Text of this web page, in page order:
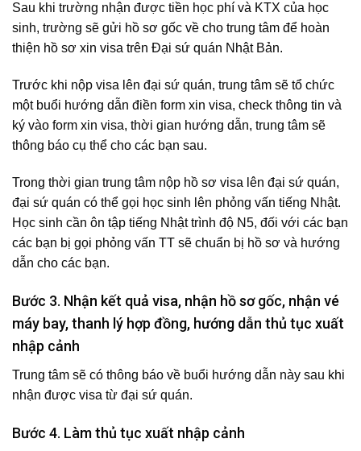
Sau khi trường nhận được tiền học phí và KTX của học
sinh, trường sẽ gửi hồ sơ gốc về cho trung tâm để hoàn
thiện hồ sơ xin visa trên Đại sứ quán Nhật Bản.
Trước khi nộp visa lên đại sứ quán, trung tâm sẽ tổ chức
một buổi hướng dẫn điền form xin visa, check thông tin và
ký vào form xin visa, thời gian hướng dẫn, trung tâm sẽ
thông báo cụ thể cho các bạn sau.
Trong thời gian trung tâm nộp hồ sơ visa lên đại sứ quán,
đại sứ quán có thể gọi học sinh lên phỏng vấn tiếng Nhật.
Học sinh cần ôn tập tiếng Nhật trình độ N5, đối với các bạn
các bạn bị gọi phỏng vấn TT sẽ chuẩn bị hồ sơ và hướng
dẫn cho các bạn.
Bước 3. Nhận kết quả visa, nhận hồ sơ gốc, nhận vé
máy bay, thanh lý hợp đồng, hướng dẫn thủ tục xuất
nhập cảnh
Trung tâm sẽ có thông báo về buổi hướng dẫn này sau khi
nhận được visa từ đại sứ quán.
Bước 4. Làm thủ tục xuất nhập cảnh